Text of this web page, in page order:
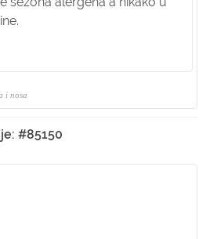
i nosa
#85150